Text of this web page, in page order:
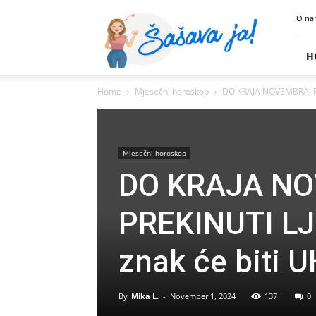
Ja
O
Home Mjesečni horoskop DO KRAJA
Mjesečni horoskop
DO KRAJA
PREKINUTI
znak će biti
By Mika L. - November 1, 2024 137 0